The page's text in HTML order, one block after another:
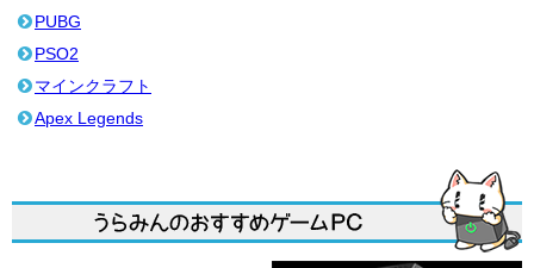
PUBG
PSO2
マインクラフト
Apex Legends